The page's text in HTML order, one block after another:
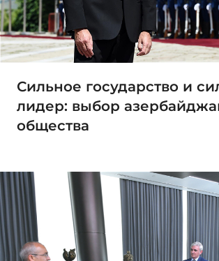
Сильное государство и
лидер: выбор
общества